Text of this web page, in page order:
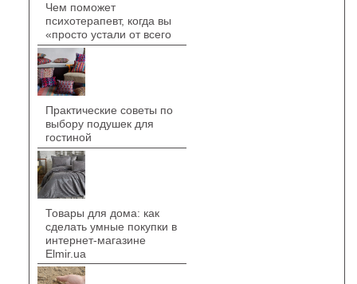
Чем поможет
психотерапевт, когда вы
«просто устали от всего
Практические советы по
выбору подушек для
гостиной
Товары для дома: как
сделать умные покупки в
интернет-магазине
Elmir.ua